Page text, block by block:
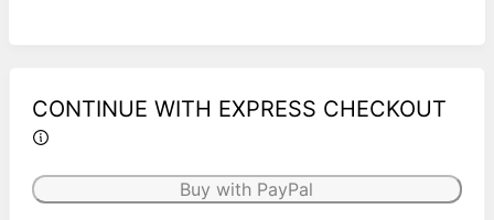
CONTINUE WITH EXPRESS CHECKOUT
Buy with PayPal